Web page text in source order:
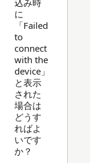
に
「Failed
to
connect
with the
device」
と表示
された
場合は
どうす
ればよ
いです
か？